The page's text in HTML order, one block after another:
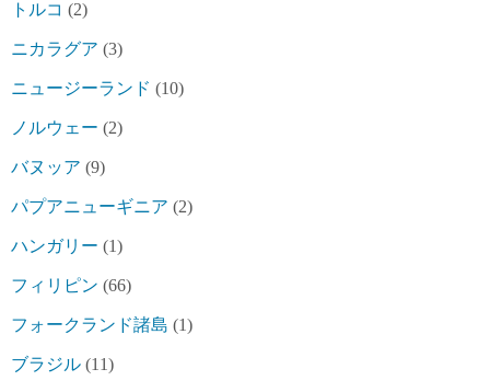
トルコ (2)
ニカラグア (3)
ニュージーランド (10)
ノルウェー (2)
バヌッア (9)
パプアニューギニア (2)
ハンガリー (1)
フィリピン (66)
フォークランド諸島 (1)
ブラジル (11)